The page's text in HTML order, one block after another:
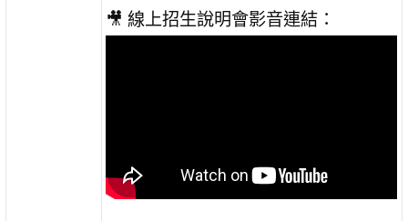
🎥 線上招生說明會影音連結：